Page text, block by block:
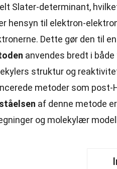
Slater-determinant,
hensyn til elektron-
Dette gør den til en
anvendes bredt i
struktur og
metoder som post-
af denne metode
og molekylær